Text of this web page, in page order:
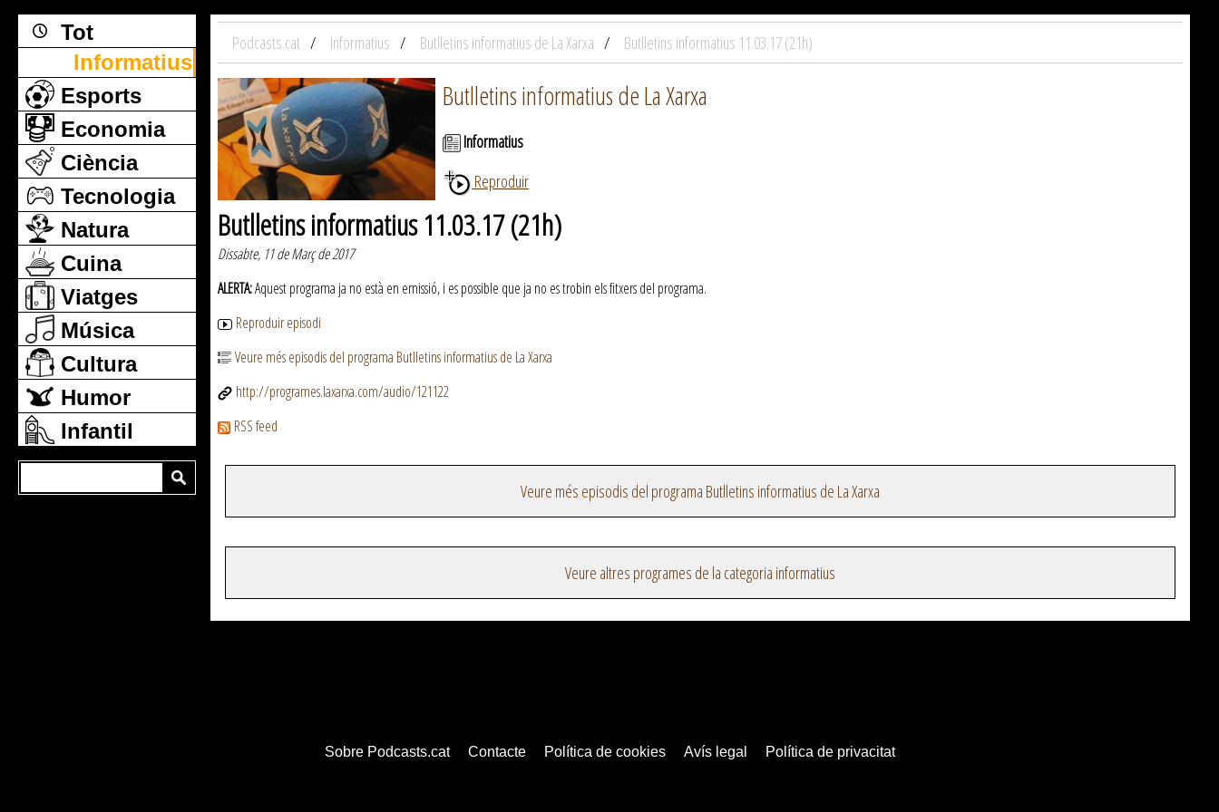
Tot
Informatius
Esports
Economia
Ciència
Tecnologia
Natura
Cuina
Viatges
Música
Cultura
Humor
Infantil
Podcasts.cat Informatius Butlletins informatius de La Xarxa Butlletins informatius 11.03.17 (21h)
Butlletins informatius de La Xarxa
Informatius
Reproduir
Butlletins informatius 11.03.17 (21h)
Dissabte, 11 de Març de 2017
ALERTA:Aquest programa ja no està en emissió, i es possible que ja no es trobin els fitxers del programa.
Reproduir episodi
Veure més episodis del programa Butlletins informatius de La Xarxa
http://programes.laxarxa.com/audio/121122
RSS feed
Veure més episodis del programa Butlletins informatius de La Xarxa
Veure altres programes de la categoria informatius
Sobre Podcasts.cat Contacte Política de cookies Avís legal Política de privacitat